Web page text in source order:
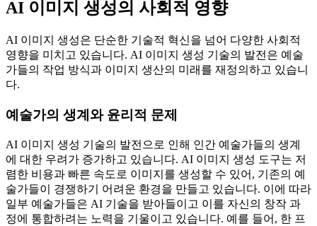
AI 이미지 생성의 사회적 영향
AI 이미지 생성은 단순한 기술적 혁신을 넘어 다양한 사회적
영향을 미치고 있습니다. AI 이미지 생성 기술의 발전은 예술
가들의 작업 방식과 이미지 생산의 미래를 재정의하고 있습니
다.
예술가의 생계와 윤리적 문제
AI 이미지 생성 기술의 발전으로 인해 인간 예술가들의 생계
에 대한 우려가 증가하고 있습니다. AI 이미지 생성 도구는 저
렴한 비용과 빠른 속도로 이미지를 생성할 수 있어, 기존의 예
술가들이 경쟁하기 어려운 환경을 만들고 있습니다. 이에 따라
일부 예술가들은 AI 기술을 받아들이고 이를 자신의 창작 과
정에 통합하려는 노력을 기울이고 있습니다. 예를 들어, 한 프